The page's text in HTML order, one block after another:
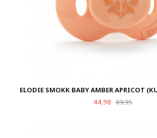
ELODIE SMOKK BABY AMBER APRICOT
Tilbud
44,98 89,95Rabatt